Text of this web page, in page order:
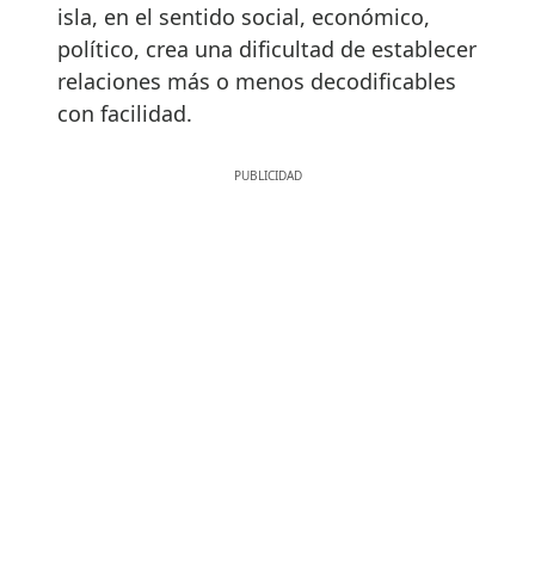
isla, en el sentido social, económico,
político, crea una dificultad de establecer
relaciones más o menos decodificables
con facilidad.